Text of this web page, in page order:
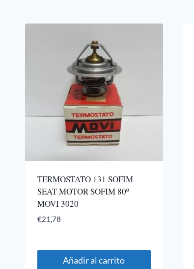
TERMOSTATO 131 SOFIM
SEAT MOTOR SOFIM 80º
MOVI 3020
€21,78
Añadir al carrito